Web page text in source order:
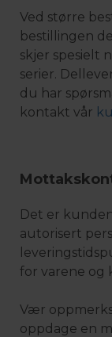
Ved større
bestillingen
skjer spesielt
serier.
du har
kontakt vår
Det er
autorisert
for varene og
Vær
oppdage en